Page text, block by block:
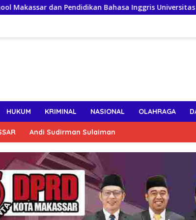
dan Pendidikan Bahasa Inggris Universitas Bosowa
HUKUM KRIMINAL NASIONAL OLAHRAGA
Andi Sudirman Sulaiman